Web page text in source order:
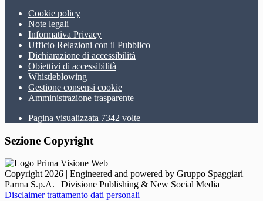
Cookie policy
Note legali
Informativa Privacy
Ufficio Relazioni con il Pubblico
Dichiarazione di accessibilità
Obiettivi di accessibilità
Whistleblowing
Gestione consensi cookie
Amministrazione trasparente
Pagina visualizzata 7342 volte
Sezione Copyright
Copyright 2026 | Engineered and powered by Gruppo Spaggiari
Parma S.p.A. | Divisione Publishing & New Social Media
Disclaimer trattamento dati personali